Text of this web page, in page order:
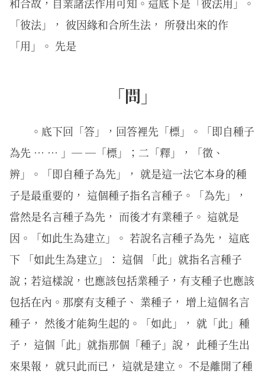
「彼法」， 彼因緣和合所生法， 所發出來的作
「用」。 先是
「問」
。底下回「答」，回答裡先「標」。「即自種子
為先 … … 」─ ─「標」；二「釋」，「徵、
辨」。「即自種子為先」， 就是這一法它本身的種
子是最重要的， 這個種子指名言種子。「為先」，
當然是名言種子為先， 而後才有業種子。 這就是
因。「如此生為建立」。 若說名言種子為先， 這底
下 「如此生為建立」： 這個 「此」就指名言種子
說；若這樣說，也應該包括業種子，有支種子也應該
包括在內。那麼有支種子、 業種子， 增上這個名言
種子， 然後才能夠生起的。「如此」， 就「此」種
子， 這個「此」就指那個「種子」說， 此種子生出
來果報， 就只此而已， 這就是建立。 不是離開了種